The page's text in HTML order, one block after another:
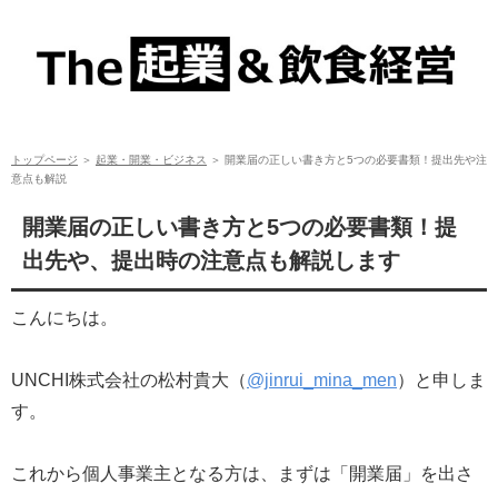
トップページ ＞ 起業・開業・ビジネス ＞ 開業届の正しい書き方と5つの必要書類！提出先や注
意点も解説
開業届の正しい書き方と5つの必要書類！提
出先や、提出時の注意点も解説します
こんにちは。
UNCHI株式会社の松村貴大（@jinrui_mina_men）と申しま
す。
これから個人事業主となる方は、まずは「開業届」を出さ